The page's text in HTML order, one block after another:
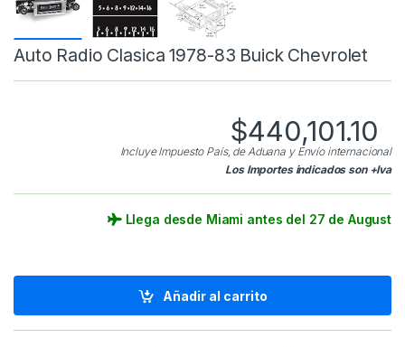
Auto Radio Clasica 1978-83 Buick Chevrolet
$440,101.10
Incluye Impuesto País, de Aduana y Envío internacional
Los Importes indicados son +Iva
Llega desde Miami antes del 27 de August
Añadir al carrito